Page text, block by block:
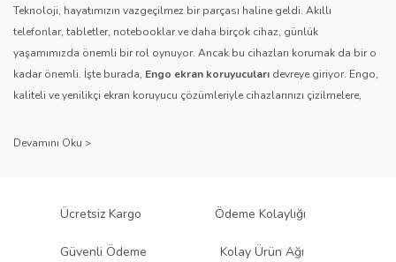
Teknoloji, hayatımızın vazgeçilmez bir parçası haline geldi. Akıllı
telefonlar, tabletler, notebooklar ve daha birçok cihaz, günlük
yaşamımızda önemli bir rol oynuyor. Ancak bu cihazları korumak da bir o
kadar önemli. İşte burada, Engo ekran koruyucuları devreye giriyor. Engo,
kaliteli ve yenilikçi ekran koruyucu çözümleriyle cihazlarınızı çizilmelere,
sağlıyor.
Engo ekran koruyucuları
, uzun yıllara dayanan tecrübesi ve teknolojiye
ürününü titiz bir kalite kontrol sürecinden geçirir. Kullanıcı dostu tasarımı
Ücretsiz Kargo Ödeme Kolaylığı
Güvenli Ödeme Kolay Ürün Ağı